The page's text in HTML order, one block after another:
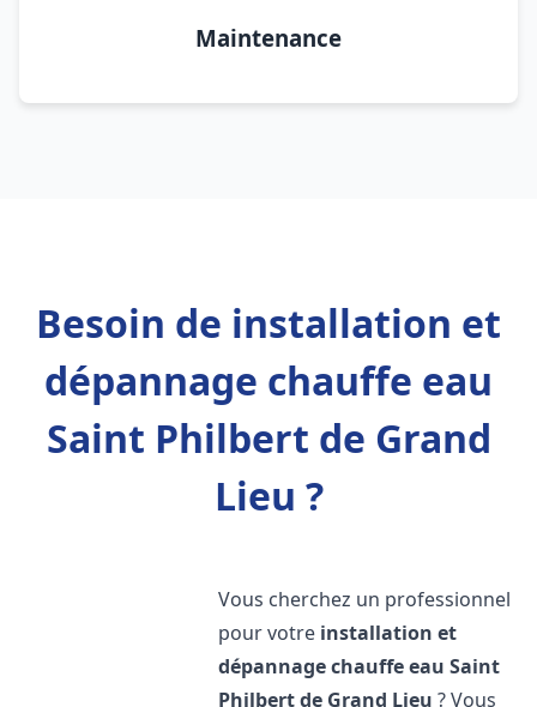
Maintenance
Besoin de installation et
dépannage chauffe eau
Saint Philbert de Grand
Lieu ?
Vous cherchez un professionnel
pour votre installation et
dépannage chauffe eau Saint
Philbert de Grand Lieu ? Vous